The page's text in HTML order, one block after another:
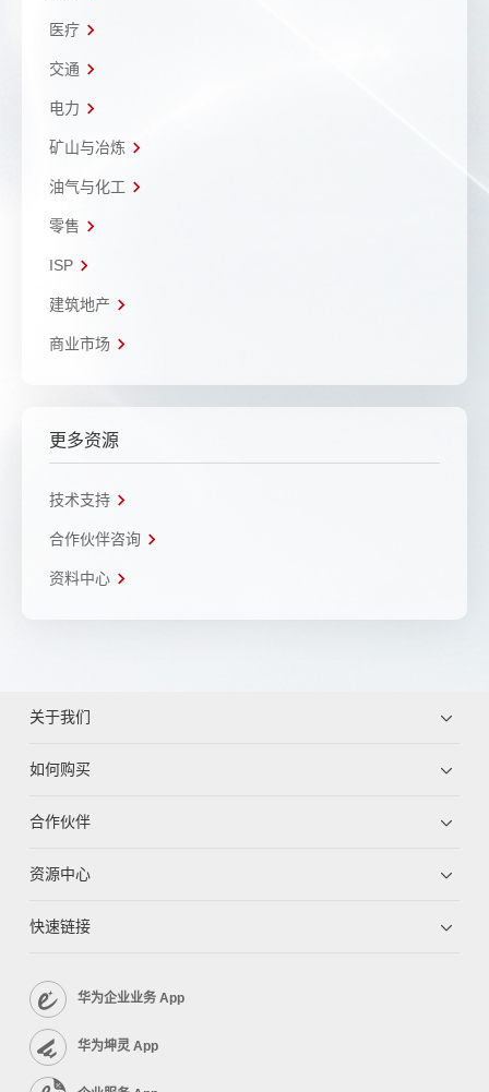
医疗
交通
电力
矿山与冶炼
油气与化工
零售
ISP
建筑地产
商业市场
更多资源
技术支持
合作伙伴咨询
资料中心
关于我们
如何购买
合作伙伴
资源中心
快速链接
华为企业业务 App
华为坤灵 App